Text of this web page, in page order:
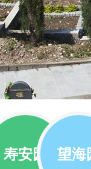
寿安园 望海